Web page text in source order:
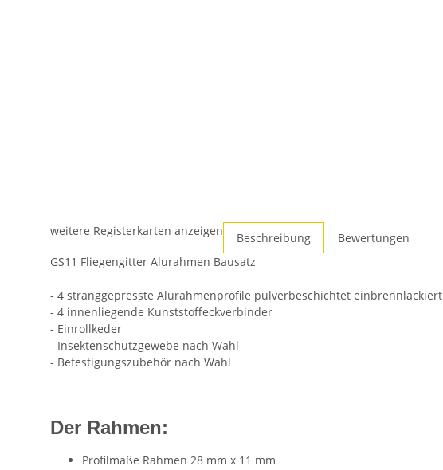
weitere Registerkarten anzeigen Beschreibung
Bewertungen
GS11 Fliegengitter Alurahmen Bausatz
- 4 stranggepresste Alurahmenprofile pulverbeschichtet einbrennlackiert
- 4 innenliegende Kunststoffeckverbinder
- Einrollkeder
- Insektenschutzgewebe nach Wahl
- Befestigungszubehör nach Wahl
Der Rahmen:
Profilmaße Rahmen 28 mm x 11 mm